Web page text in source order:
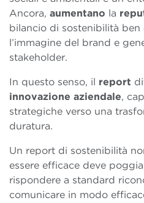
Ancora, aumentano la
bilancio di sostenibilità
l’immagine del brand e
stakeholder.
In questo senso, il report
innovazione aziendale,
strategiche verso una
duratura.
Un report di sostenibilità
essere efficace deve
rispondere a standard
comunicare in modo